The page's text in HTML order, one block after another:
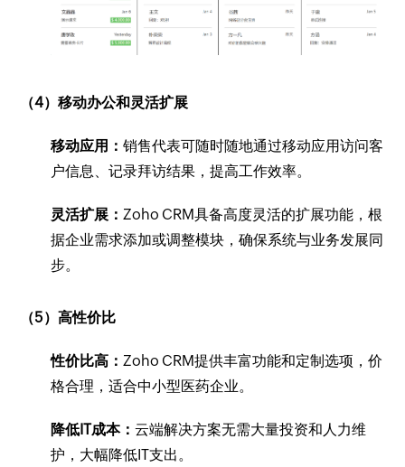
（4）移动办公和灵活扩展
移动应用：销售代表可随时随地通过移动应用访问客
户信息、记录拜访结果，提高工作效率。
灵活扩展： Zoho CRM具备高度灵活的扩展功能，根
据企业需求添加或调整模块，确保系统与业务发展同
步。
（5）高性价比
性价比高： Zoho CRM提供丰富功能和定制选项，价
格合理，适合中小型医药企业。
降低IT成本：云端解决方案无需大量投资和人力维
护，大幅降低IT支出。